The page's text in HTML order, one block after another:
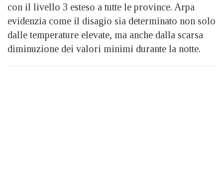
con il livello 3 esteso a tutte le province. Arpa
evidenzia come il disagio sia determinato non solo
dalle temperature elevate, ma anche dalla scarsa
diminuzione dei valori minimi durante la notte.